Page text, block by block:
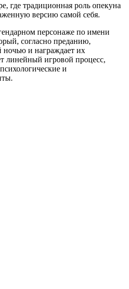
где традиционная роль опекуна
версию самой себя.
персонаже по имени
согласно преданию,
ночью и награждает их
линейный игровой процесс,
и